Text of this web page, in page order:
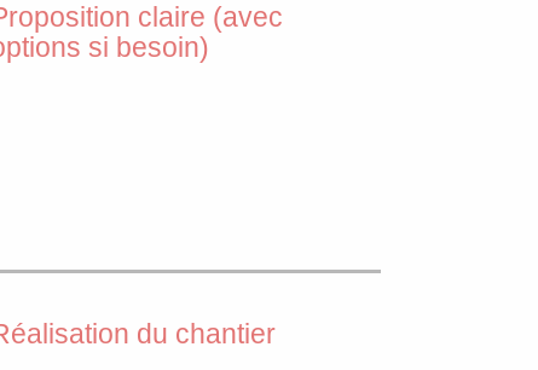
claire (avec
si besoin)
du chantier